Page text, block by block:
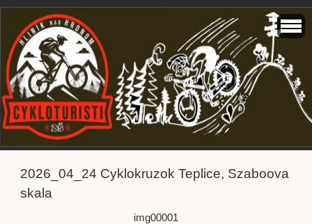
2026_04_24 Cyklokruzok Teplice, Szaboova
skala
img00001